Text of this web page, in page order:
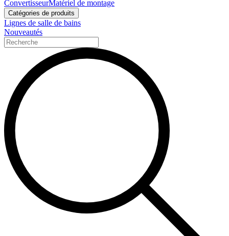
ConvertisseurMatériel de montage
Catégories de produits
Lignes de salle de bains
Nouveautés